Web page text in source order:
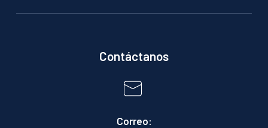
Contáctanos
Correo: